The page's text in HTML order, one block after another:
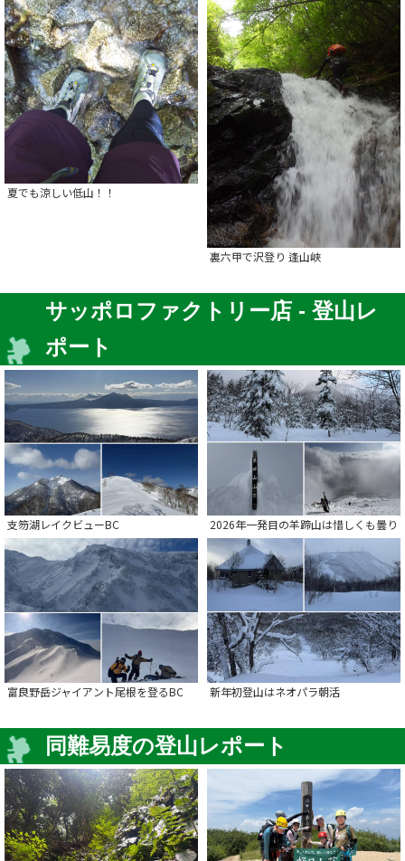
夏でも涼しい低山！！
裏六甲で沢登り 逢山峡
サッポロファクトリー店 - 登山レ
ポート
支笏湖レイクビューBC 2026年一発目の羊蹄山は惜しくも曇り
富良野岳ジャイアント尾根を登るBC 新年初登山はネオパラ朝活
同難易度の登山レポート